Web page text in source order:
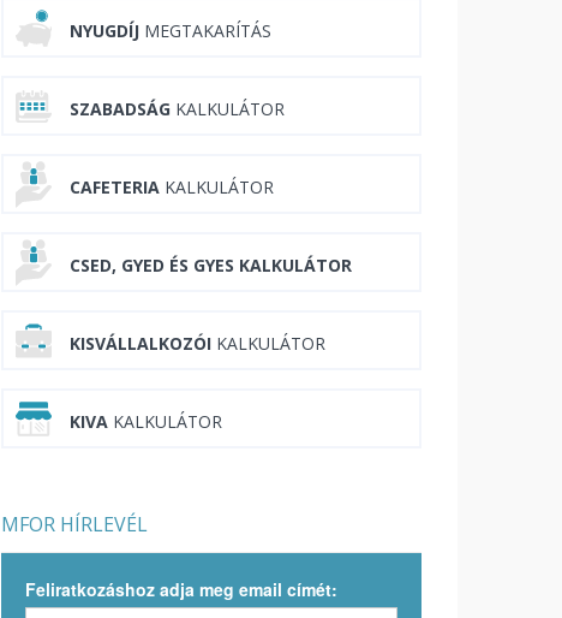
NYUGDÍJ MEGTAKARÍTÁS
SZABADSÁG KALKULÁTOR
CAFETERIA KALKULÁTOR
CSED, GYED ÉS GYES KALKULÁTOR
KISVÁLLALKOZÓI KALKULÁTOR
KIVA KALKULÁTOR
MFOR HÍRLEVÉL
Feliratkozáshoz adja meg email címét: